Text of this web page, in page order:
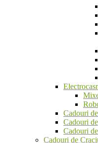
Cadouri
Cadouri
Cadouri
Cadouri de